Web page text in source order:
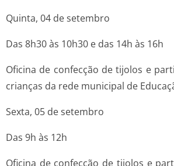
Quinta, 04 de setembro
Das 8h30 às 10h30 e das 14h às 16h
Oficina de confecção de tijolos e
crianças da rede municipal de
Sexta, 05 de setembro
Das 9h às 12h
Oficina de confecção de tijolos e